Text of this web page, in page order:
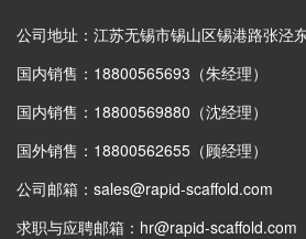
公司地址：江苏无锡市锡山区锡港路张泾
国内销售：18800565693（朱经理）
国内销售：18800569880（沈经理）
国外销售：18800562655（顾经理）
公司邮箱： sales@rapid-scaffold.com
求职与应聘邮箱： hr@rapid-scaffold.com